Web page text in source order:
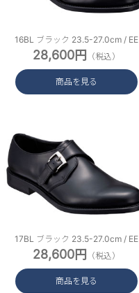
16BL ブラック 23.5-27.0cm / EE
28,600円 （税込）
商品を見る
17BL ブラック 23.5-27.0cm / EE
28,600円 （税込）
商品を見る